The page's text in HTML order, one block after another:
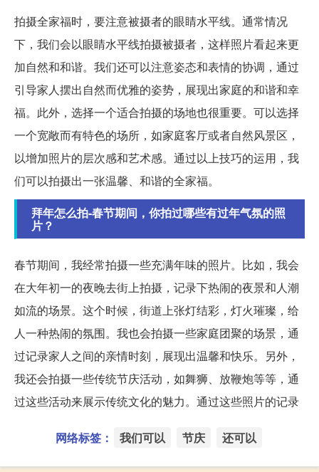
拍摄全家福时，要注意被摄者的眼睛水平线。通常情况
下，我们会以眼睛水平线拍摄被摄者，这样照片看起来更
加自然和和谐。我们还可以注意姿态和表情的协调，通过
引导家人摆出自然而优雅的姿势，展现出家庭的和谐和幸
福。此外，选择一个适合拍摄的场地也很重要。可以选择
一个宽敞而有特色的场所，如家庭客厅或者自然风景区，
以增加照片的层次感和艺术感。通过以上技巧的运用，我
们可以拍摄出一张温馨、和谐的全家福。
拜年怎么拍-春节期间，你拍过哪些有过年气氛的照
片？
春节期间，我经常拍摄一些充满年味的照片。比如，我会
在大年初一的夜晚去街上拍摄，记录下热闹的夜景和人潮
如流的场景。这个时候，街道上张灯结彩，灯火璀璨，给
人一种热闹的氛围。我也会拍摄一些家庭团聚的场景，通
过记录家人之间的亲情时刻，展现出温馨和快乐。另外，
我还会拍摄一些传统节庆活动，如舞狮、放鞭炮等等，通
过这些活动来展示传统文化的魅力。通过这些照片的记录
网络标签： 我们可以 节庆 还可以